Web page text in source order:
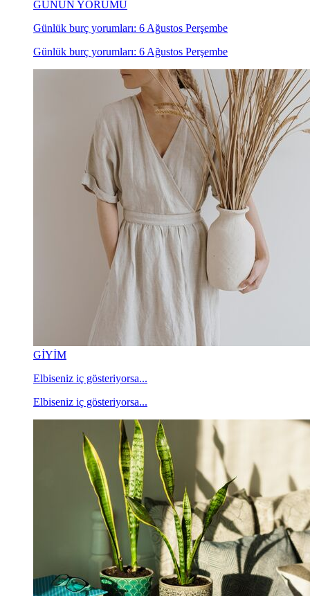
GÜNÜN YORUMU
Günlük burç yorumları: 6 Ağustos Perşembe
Günlük burç yorumları: 6 Ağustos Perşembe
GİYİM
Elbiseniz iç gösteriyorsa...
Elbiseniz iç gösteriyorsa...